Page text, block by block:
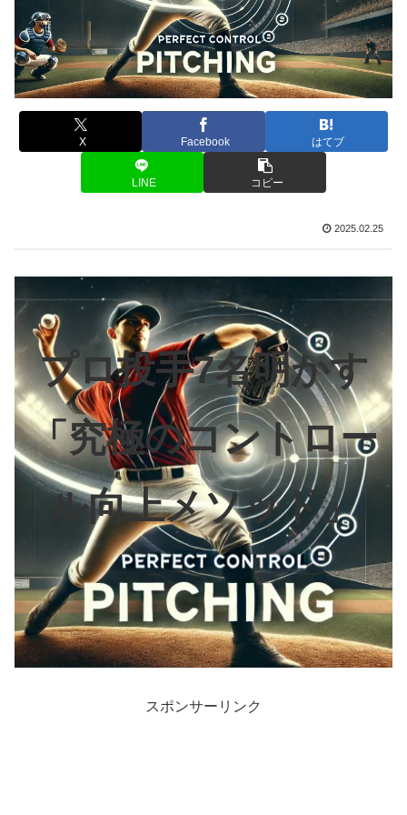
X Facebook はてブ
LINE コピー
2025.02.25
プロ投手7名明かす
「究極のコントロー
ル向上メソッド」
スポンサーリンク